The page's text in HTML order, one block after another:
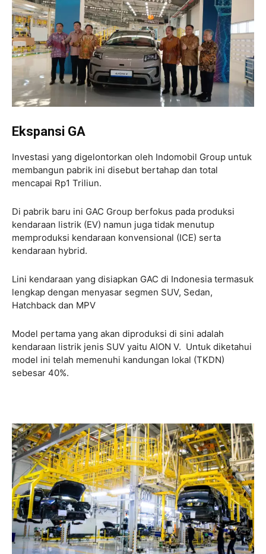
Ekspansi GA
Investasi yang digelontorkan oleh Indomobil Group untuk
membangun pabrik ini disebut bertahap dan total
mencapai Rp1 Triliun.
Di pabrik baru ini GAC Group berfokus pada produksi
kendaraan listrik (EV) namun juga tidak menutup
memproduksi kendaraan konvensional (ICE) serta
kendaraan hybrid.
Lini kendaraan yang disiapkan GAC di Indonesia termasuk
lengkap dengan menyasar segmen SUV, Sedan,
Hatchback dan MPV
Model pertama yang akan diproduksi di sini adalah
kendaraan listrik jenis SUV yaitu AION V. Untuk diketahui
model ini telah memenuhi kandungan lokal (TKDN)
sebesar 40%.